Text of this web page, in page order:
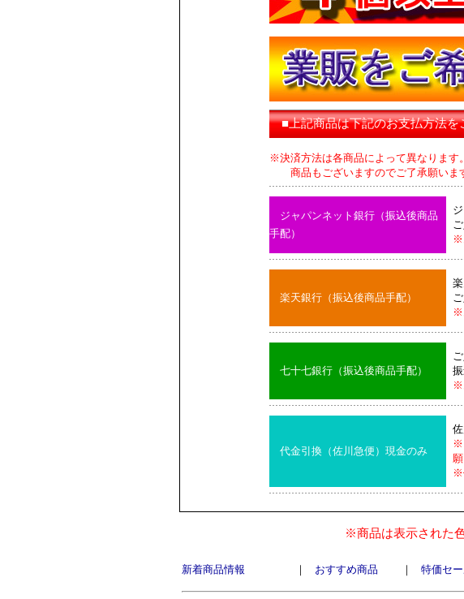
■上記商品は下記のお支払方法を
※決済方法は各商品によって異なります
商品もございますのでご了承願いま
ジャパンネット銀行（振込後商品
手配）
※
楽天銀行（振込後商品手配）
※
七十七銀行（振込後商品手配）
※
代金引換（佐川急便）現金のみ
※
願
※
※商品は表示された
新着商品情報 ｜ おすすめ商品 ｜ 特価セ